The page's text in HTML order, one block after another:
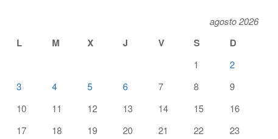
agosto 2026
L M X J V S D
1
2
3
4 5 6 7 8
9
10
11 12 13 14 15
16
17
18 19 20 21 22
23